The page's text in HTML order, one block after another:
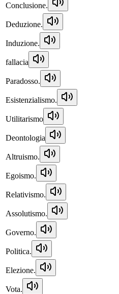
Conclusione.
Deduzione.
Induzione.
fallacia
Paradosso.
Esistenzialismo.
Utilitarismo
Deontologia
Altruismo.
Egoismo.
Relativismo.
Assolutismo.
Governo.
Politica.
Elezione.
Vota.